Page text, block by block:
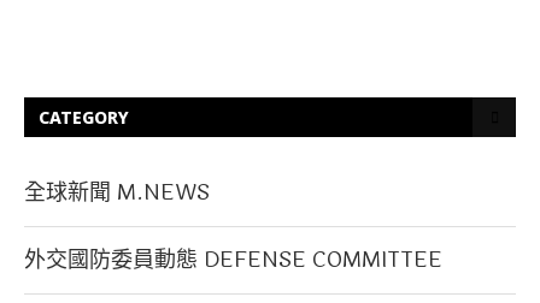
CATEGORY
全球新聞 M.NEWS
外交國防委員動態 DEFENSE COMMITTEE